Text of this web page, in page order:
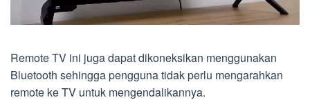
Remote TV ini juga dapat dikoneksikan menggunakan
Bluetooth sehingga pengguna tidak perlu mengarahkan
remote ke TV untuk mengendalikannya.